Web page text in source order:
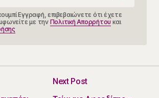
Εγγραφή, επιβεβαιώνετε ότι έχετε
με την Πολιτική Απορρήτου και
Next Post